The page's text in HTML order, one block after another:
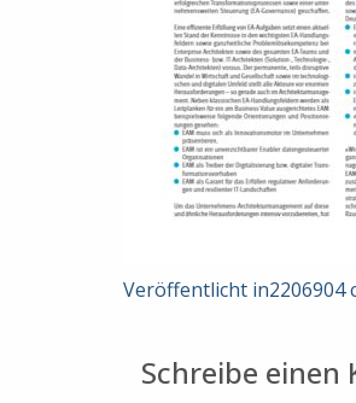
Veröffentlicht in2206904
Schreibe einen